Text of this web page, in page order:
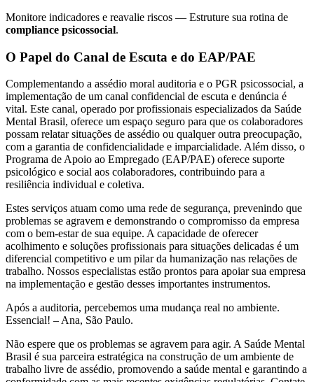
Monitore indicadores e reavalie riscos — Estruture sua rotina de
compliance psicossocial.
O Papel do Canal de Escuta e do EAP/PAE
Complementando a assédio moral auditoria e o PGR psicossocial, a
implementação de um canal confidencial de escuta e denúncia é
vital. Este canal, operado por profissionais especializados da Saúde
Mental Brasil, oferece um espaço seguro para que os colaboradores
possam relatar situações de assédio ou qualquer outra preocupação,
com a garantia de confidencialidade e imparcialidade. Além disso, o
Programa de Apoio ao Empregado (EAP/PAE) oferece suporte
psicológico e social aos colaboradores, contribuindo para a
resiliência individual e coletiva.
Estes serviços atuam como uma rede de segurança, prevenindo que
problemas se agravem e demonstrando o compromisso da empresa
com o bem-estar de sua equipe. A capacidade de oferecer
acolhimento e soluções profissionais para situações delicadas é um
diferencial competitivo e um pilar da humanização nas relações de
trabalho. Nossos especialistas estão prontos para apoiar sua empresa
na implementação e gestão desses importantes instrumentos.
Após a auditoria, percebemos uma mudança real no ambiente.
Essencial! – Ana, São Paulo.
Não espere que os problemas se agravem para agir. A Saúde Mental
Brasil é sua parceira estratégica na construção de um ambiente de
trabalho livre de assédio, promovendo a saúde mental e garantindo a